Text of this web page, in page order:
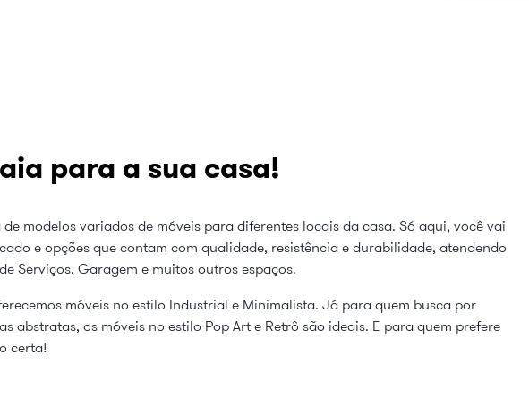
para a sua casa!
modelos variados de móveis para diferentes locais da casa. Só aqui, você vai
e opções que contam com qualidade, resistência e durabilidade, atendendo
Serviços, Garagem e muitos outros espaços.
móveis no estilo Industrial e Minimalista. Já para quem busca por
abstratas, os móveis no estilo Pop Art e Retrô são ideais. E para quem prefere
certa!